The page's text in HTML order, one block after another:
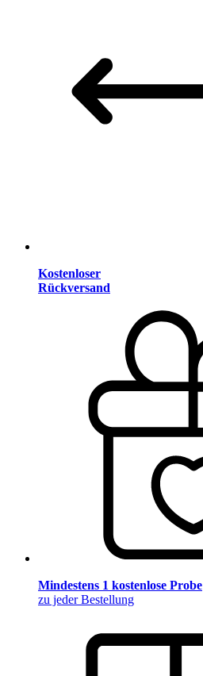
Kostenloser
Rückversand
Mindestens 1 kostenlose Probe
zu jeder Bestellung